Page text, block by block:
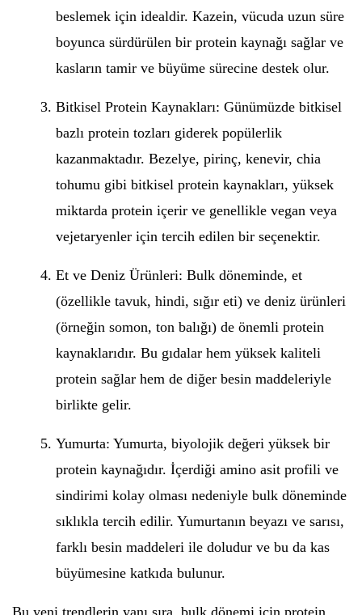
beslemek için idealdir. Kazein, vücuda uzun süre
boyunca sürdürülen bir protein kaynağı sağlar ve
kasların tamir ve büyüme sürecine destek olur.
Bitkisel Protein Kaynakları: Günümüzde bitkisel
bazlı protein tozları giderek popülerlik
kazanmaktadır. Bezelye, pirinç, kenevir, chia
tohumu gibi bitkisel protein kaynakları, yüksek
miktarda protein içerir ve genellikle vegan veya
vejetaryenler için tercih edilen bir seçenektir.
Et ve Deniz Ürünleri: Bulk döneminde, et
(özellikle tavuk, hindi, sığır eti) ve deniz ürünleri
(örneğin somon, ton balığı) de önemli protein
kaynaklarıdır. Bu gıdalar hem yüksek kaliteli
protein sağlar hem de diğer besin maddeleriyle
birlikte gelir.
Yumurta: Yumurta, biyolojik değeri yüksek bir
protein kaynağıdır. İçerdiği amino asit profili ve
sindirimi kolay olması nedeniyle bulk döneminde
sıklıkla tercih edilir. Yumurtanın beyazı ve sarısı,
farklı besin maddeleri ile doludur ve bu da kas
büyümesine katkıda bulunur.
Bu yeni trendlerin yanı sıra, bulk dönemi için protein